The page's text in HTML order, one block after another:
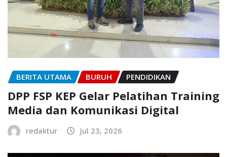
BERITA UTAMA BURUH PENDIDIKAN
DPP FSP KEP Gelar Pelatihan Training
Media dan Komunikasi Digital
redaktur Jul 23, 2026